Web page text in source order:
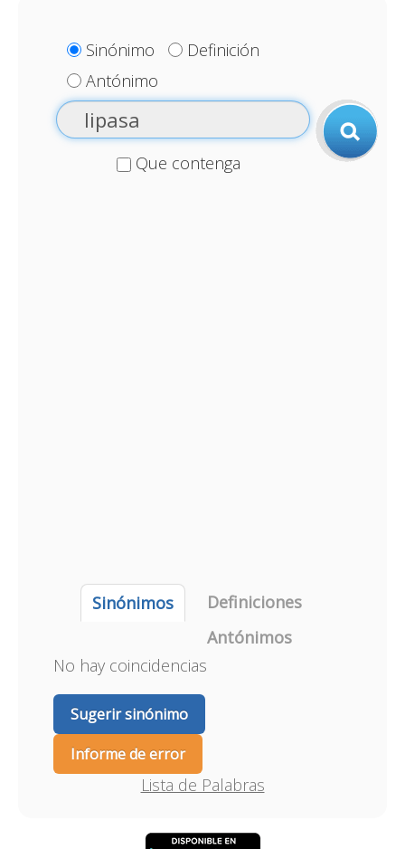
Sinónimo
Definición
Antónimo
Que contenga
Sinónimos
Definiciones
Antónimos
No hay coincidencias
Sugerir sinónimo
Informe de error
Lista de Palabras